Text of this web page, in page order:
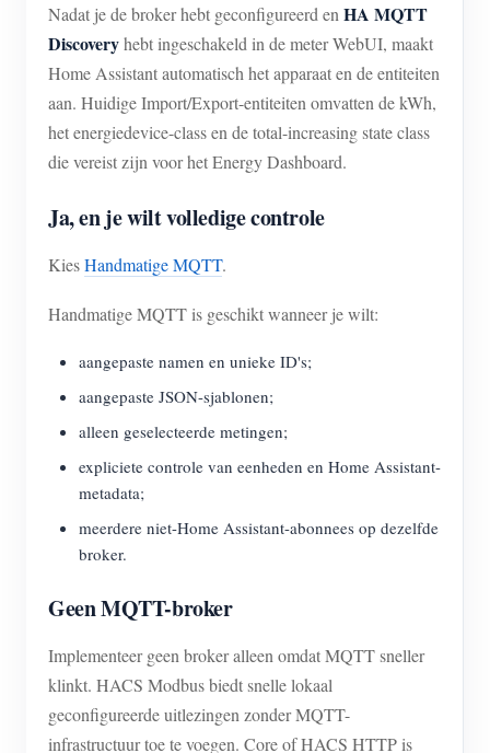
Nadat je de broker hebt geconfigureerd enHA MQTT
Discoveryhebt ingeschakeld in de meter WebUI, maakt
Home Assistant automatisch het apparaat en de entiteiten
aan. Huidige Import/Export-entiteiten omvatten de kWh,
het energiedevice-class en de total-increasing state class
die vereist zijn voor het Energy Dashboard.
Ja, en je wilt volledige controle
KiesHandmatige MQTT.
Handmatige MQTT is geschikt wanneer je wilt:
aangepaste namen en unieke ID's;
aangepaste JSON-sjablonen;
alleen geselecteerde metingen;
expliciete controle van eenheden en Home Assistant-
metadata;
meerdere niet-Home Assistant-abonnees op dezelfde
broker.
Geen MQTT-broker
Implementeer geen broker alleen omdat MQTT sneller
klinkt. HACS Modbus biedt snelle lokaal
geconfigureerde uitlezingen zonder MQTT-
infrastructuur toe te voegen. Core of HACS HTTP is